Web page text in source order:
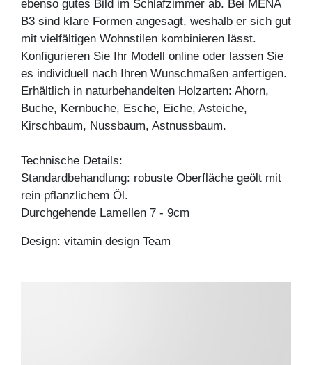
ebenso gutes Bild im Schlafzimmer ab. Bei MENA
B3 sind klare Formen angesagt, weshalb er sich gut
mit vielfältigen Wohnstilen kombinieren lässt.
Konfigurieren Sie Ihr Modell online oder lassen Sie
es individuell nach Ihren Wunschmaßen anfertigen.
Erhältlich in naturbehandelten Holzarten: Ahorn,
Buche, Kernbuche, Esche, Eiche, Asteiche,
Kirschbaum, Nussbaum, Astnussbaum.
Technische Details:
Standardbehandlung: robuste Oberfläche geölt mit
rein pflanzlichem Öl.
Durchgehende Lamellen 7 - 9cm
Design: vitamin design Team